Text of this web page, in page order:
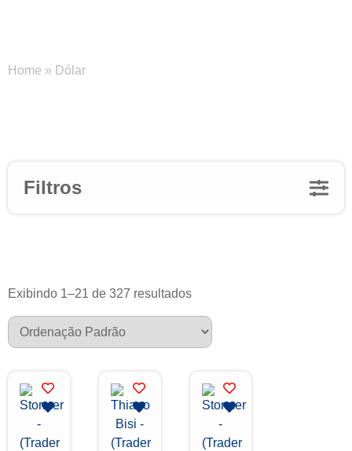
Home » Dólar
Filtros
Exibindo 1–21 de 327 resultados